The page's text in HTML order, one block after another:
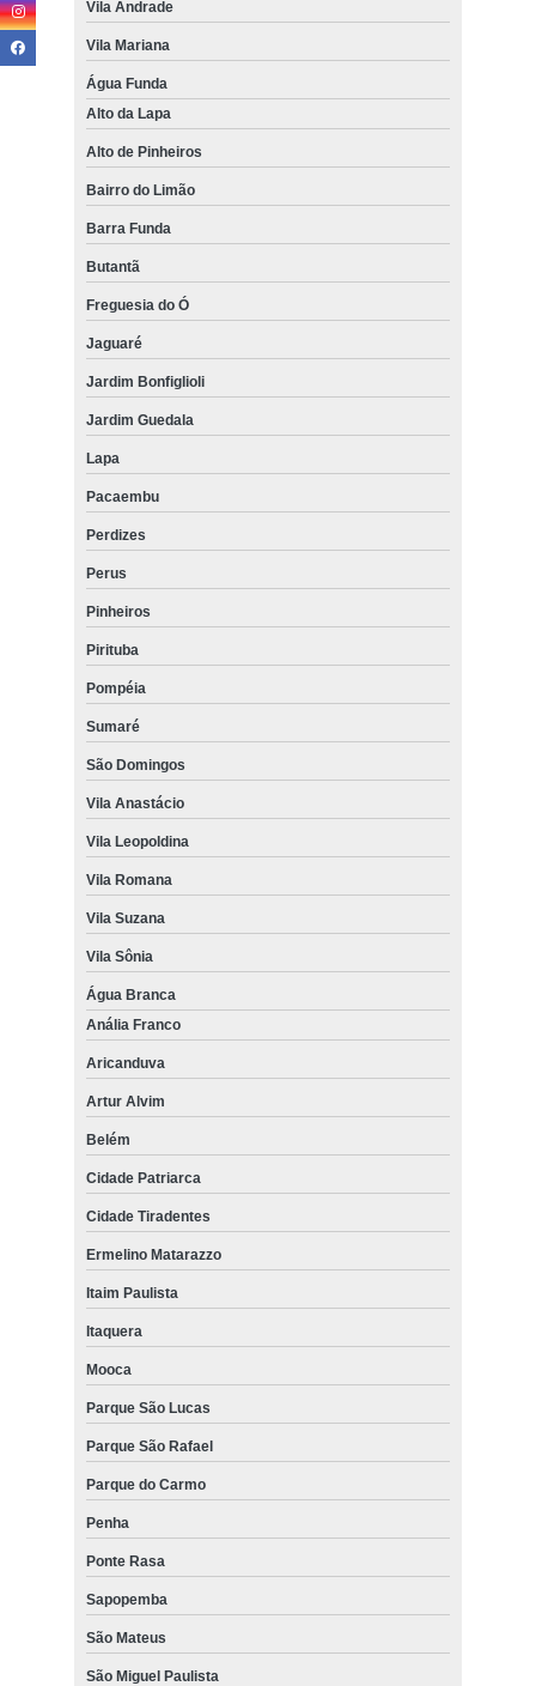
Vila Andrade
Vila Mariana
Água Funda
Alto da Lapa
Alto de Pinheiros
Bairro do Limão
Barra Funda
Butantã
Freguesia do Ó
Jaguaré
Jardim Bonfiglioli
Jardim Guedala
Lapa
Pacaembu
Perdizes
Perus
Pinheiros
Pirituba
Pompéia
Sumaré
São Domingos
Vila Anastácio
Vila Leopoldina
Vila Romana
Vila Suzana
Vila Sônia
Água Branca
Anália Franco
Aricanduva
Artur Alvim
Belém
Cidade Patriarca
Cidade Tiradentes
Ermelino Matarazzo
Itaim Paulista
Itaquera
Mooca
Parque São Lucas
Parque São Rafael
Parque do Carmo
Penha
Ponte Rasa
Sapopemba
São Mateus
São Miguel Paulista